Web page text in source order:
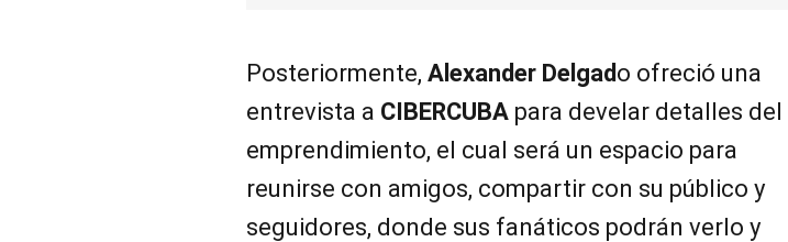
Posteriormente, Alexander Delgad o ofreció una
entrevista a CIBERCUBA para develar detalles del
emprendimiento, el cual será un espacio para
reunirse con amigos, compartir con su público y
seguidores, donde sus fanáticos podrán verlo y